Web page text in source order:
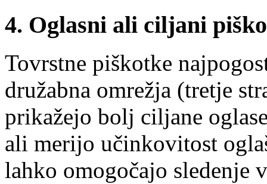
4. Oglasni ali ciljani
Tovrstne piškotke
družabna omrežja (tretje
prikažejo bolj ciljane
ali merijo učinkovitost
lahko omogočajo sledenje